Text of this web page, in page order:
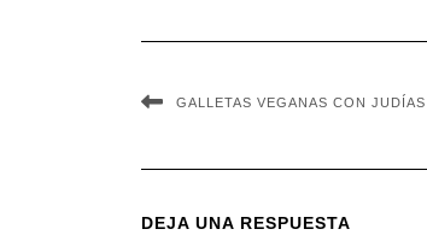
GALLETAS VEGANAS CON
DEJA UNA RESPUESTA